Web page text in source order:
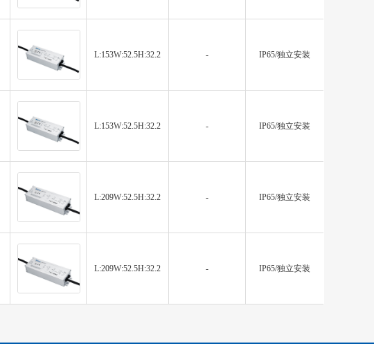
L:153W:52.5H:32.2 - IP65/独立安装
L:153W:52.5H:32.2 - IP65/独立安装
L:209W:52.5H:32.2 - IP65/独立安装
L:209W:52.5H:32.2 - IP65/独立安装